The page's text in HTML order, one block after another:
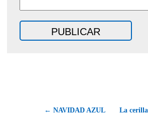
← NAVIDAD AZUL La